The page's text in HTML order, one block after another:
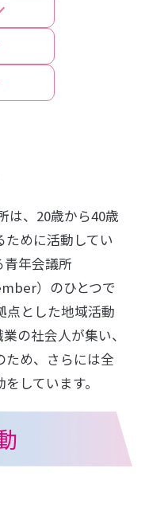
は、20歳から40歳
めに活動してい
⻘年会議所
）のひとつで
点とした地域活動
の社会⼈が集い、
ため、さらには全
しています。